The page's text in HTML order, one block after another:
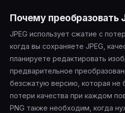
Почему преобразовать
JPEG использует сжатие с
когда вы сохраняете JPEG,
планируете редактировать
предварительное
безсжатую версию, которая не
потери качества при каждом
PNG также необходим, когда